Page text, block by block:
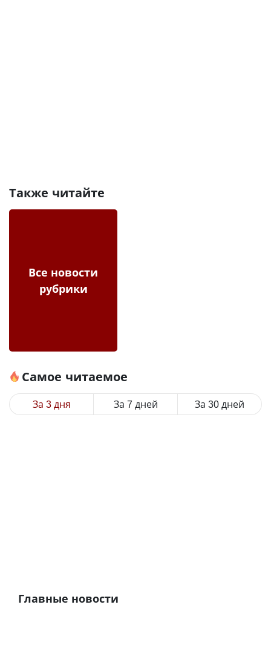
Также читайте
Все новости
рубрики
Самое читаемое
За 3 дня За 7 дней За 30 дней
Главные новости